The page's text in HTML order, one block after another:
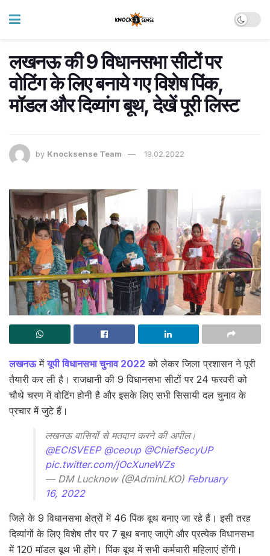
लखनऊ की 9 विधानसभा सीटों पर
वोटिंग के लिए बनाये गए विशेष पिंक,
मॉडल और दिव्यांग बूथ, देखें पूरी लिस्ट
by Knocksense Team 19.02.2022
लखनऊमेंयूपी विधानसभा चुनाव 2022 को लेकर जिला प्रशासन ने पूरी
तैयारी कर ली है। राजधानी की 9 विधानसभा सीटों पर 24 फरवरी को
चौथे चरण में वोटिंग होनी है और इसके लिए सभी सिसायी दल चुनाव के
प्रचार में जुटे हैं।
लखनऊ वासियों से मतदान करने की अपील।
@ECISVEEP @ceoup @ChiefSecyUP
pic.twitter.com/jOcXuneWZs
— DM Lucknow (@AdminLKO) February
16, 2022
जिले के 9 विधानसभा क्षेत्रों में 46 पिंक बूथ बनाए जा रहे हैं। इसी तरह
दिव्यांगों के लिए विशेष तौर पर 7 बूथ बनाए जाएंगे और प्रत्येक विधानसभा
में 120 मॉडल बूथ भी होंगे। पिंक बूथ में सभी कर्मचारी महिलाएं होंगी।